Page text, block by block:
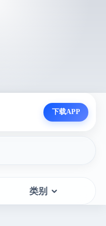
下载APP
类别